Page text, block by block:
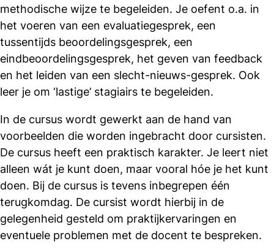
methodische wijze te begeleiden. Je oefent o.a. in
het voeren van een evaluatiegesprek, een
tussentijds beoordelingsgesprek, een
eindbeoordelingsgesprek, het geven van feedback
en het leiden van een slecht-nieuws-gesprek. Ook
leer je om ‘lastige’ stagiairs te begeleiden.
In de cursus wordt gewerkt aan de hand van
voorbeelden die worden ingebracht door cursisten.
De cursus heeft een praktisch karakter. Je leert niet
alleen wát je kunt doen, maar vooral hóe je het kunt
doen. Bij de cursus is tevens inbegrepen één
terugkomdag. De cursist wordt hierbij in de
gelegenheid gesteld om praktijkervaringen en
eventuele problemen met de docent te bespreken.